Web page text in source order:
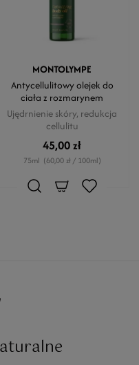
MONTOLYMPE
Antycellulitowy olejek do
ciała z rozmarynem
Ujędrnienie skóry, redukcja
cellulitu
45,00 zł
75ml (60,00 zł / 100ml)